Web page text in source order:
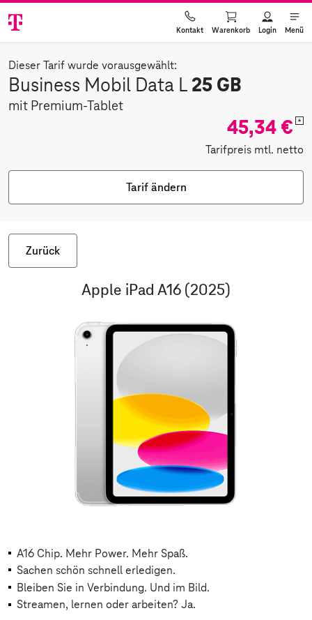
Kontakt Warenkorb Login Menü
Dieser Tarif wurde vorausgewählt:
Business Mobil Data L 25 GB
mit Premium-Tablet
45,34 € *
Tarifpreis mtl. netto
Tarif ändern
Zurück
Apple iPad A16 (2025)
A16 Chip. Mehr Power. Mehr Spaß.
Sachen schön schnell erledigen.
Bleiben Sie in Verbindung. Und im Bild.
Streamen, lernen oder arbeiten? Ja.